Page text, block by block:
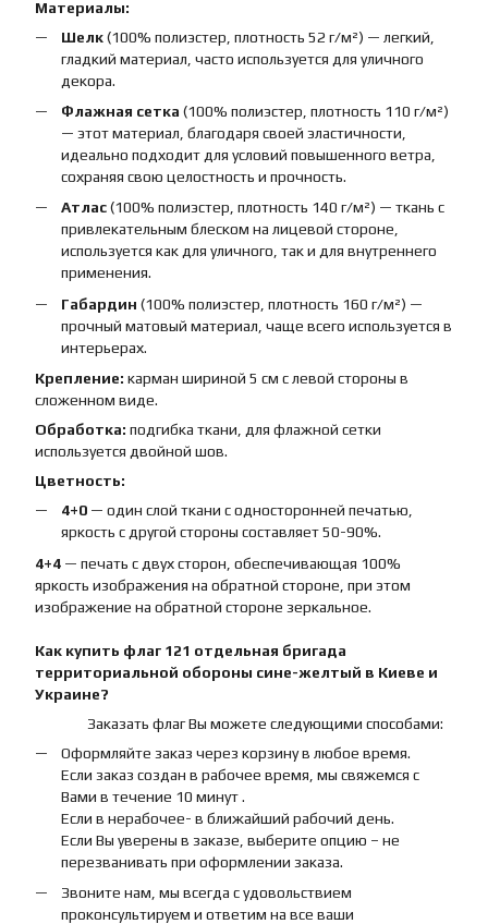
Материалы:
Шелк(100% полиэстер, плотность 52 г/м²) — легкий,
гладкий материал, часто используется для уличного
декора.
Флажная сетка (100% полиэстер, плотность 110 г/м²)
— этот материал, благодаря своей эластичности,
идеально подходит для условий повышенного ветра,
сохраняя свою целостность и прочность.
Атлас(100% полиэстер, плотность 140 г/м²) — ткань с
привлекательным блеском на лицевой стороне,
используется как для уличного, так и для внутреннего
применения.
Габардин (100% полиэстер, плотность 160 г/м²) —
прочный матовый материал, чаще всего используется в
интерьерах.
Крепление: карман шириной 5 см с левой стороны в
сложенном виде.
Обработка: подгибка ткани, для флажной сетки
используется двойной шов.
Цветность:
4+0 — один слой ткани с односторонней печатью,
яркость с другой стороны составляет 50-90%.
4+4 — печать с двух сторон, обеспечивающая 100%
яркость изображения на обратной стороне, при этом
изображение на обратной стороне зеркальное.
Как купить флаг 121 отдельная бригада
территориальной обороны сине-желтый в Киеве и
Украине?
Заказать флаг Вы можете следующими способами:
Оформляйте заказ через корзину в любое время.
Если заказ создан в рабочее время, мы свяжемся с
Вами в течение 10 минут .
Если в нерабочее- в ближайший рабочий день.
Если Вы уверены в заказе, выберите опцию – не
перезванивать при оформлении заказа.
Звоните нам, мы всегда с удовольствием
проконсультируем и ответим на все ваши